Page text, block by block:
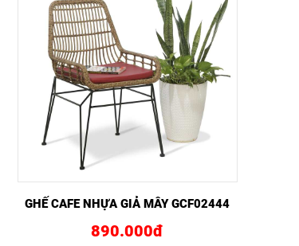
XEM NHANH MUA NGAY
GHẾ CAFE NHỰA GIẢ MÂY GCF02444
890.000đ